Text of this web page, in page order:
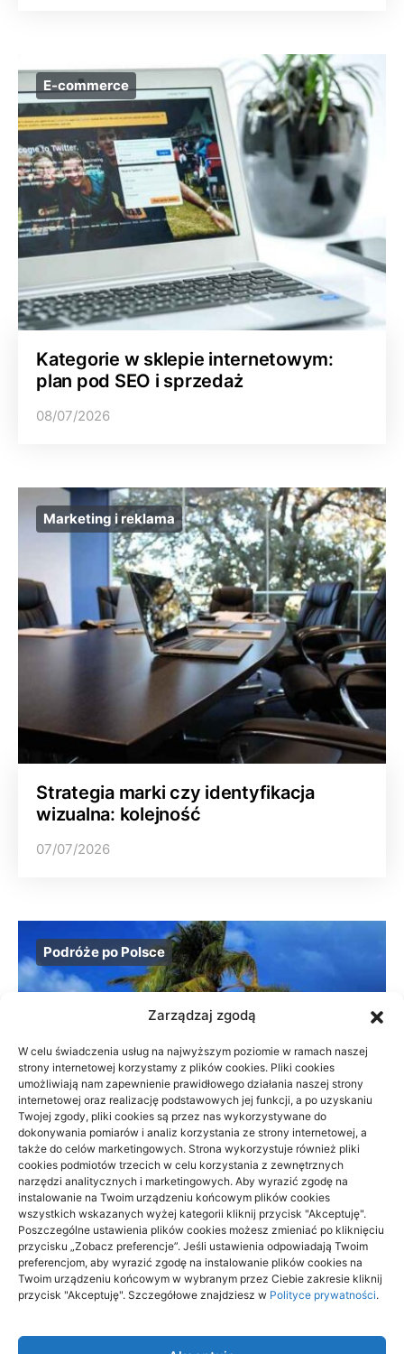
Zarządzaj zgodą
W celu świadczenia usług na najwyższym poziomie w ramach naszej
strony internetowej korzystamy z plików cookies. Pliki cookies
umożliwiają nam zapewnienie prawidłowego działania naszej strony
internetowej oraz realizację podstawowych jej funkcji, a po uzyskaniu
Twojej zgody, pliki cookies są przez nas wykorzystywane do
dokonywania pomiarów i analiz korzystania ze strony internetowej, a
także do celów marketingowych. Strona wykorzystuje również pliki
cookies podmiotów trzecich w celu korzystania z zewnętrznych
narzędzi analitycznych i marketingowych. Aby wyrazić zgodę na
instalowanie na Twoim urządzeniu końcowym plików cookies
wszystkich wskazanych wyżej kategorii kliknij przycisk "Akceptuję".
Poszczególne ustawienia plików cookies możesz zmieniać po kliknięciu
przycisku „Zobacz preferencje”. Jeśli ustawienia odpowiadają Twoim
preferencjom, aby wyrazić zgodę na instalowanie plików cookies na
Twoim urządzeniu końcowym w wybranym przez Ciebie zakresie kliknij
przycisk "Akceptuję". Szczegółowe znajdziesz w Polityce prywatności.
E-commerce
Kategorie w sklepie internetowym:
plan pod SEO i sprzedaż
08/07/2026
Marketing i reklama
Strategia marki czy identyfikacja
wizualna: kolejność
07/07/2026
Podróże po Polsce
Beskid Śląski: widokowe szlaki na 1
dzień — wybór trasy
18/06/2026